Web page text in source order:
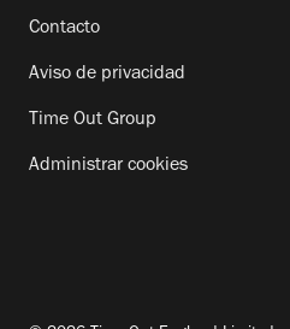
Contacto
Aviso de privacidad
Time Out Group
Administrar cookies